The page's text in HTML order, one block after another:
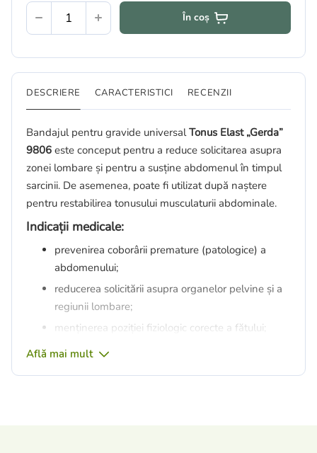
În coș
DESCRIERE CARACTERISTICI RECENZII
Bandajul pentru gravide universalTonus Elast „Gerda”
9806 este conceput pentru a reduce solicitarea asupra
zonei lombare și pentru a susține abdomenul în timpul
sarcinii. De asemenea, poate fi utilizat după naștere
pentru restabilirea tonusului musculaturii abdominale.
Indicații medicale:
prevenirea coborârii premature (patologice) a
abdomenului;
reducerea solicitării asupra organelor pelvine și a
regiunii lombare;
menținerea poziției fiziologic corecte a fătului;
recuperarea mai rapidă după intervenții
Află mai mult